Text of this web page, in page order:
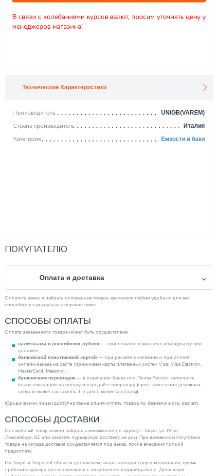
В связи с колебаниями курсов валют, просим уточнять цену у
менеджеров магазина!
Технические Характеристики
Производитель UNIGB(VAREM)
Страна производитель Италия
Категория Емкости и баки
ПОКУПАТЕЛЮ
Оплата и доставка
Оплатить заказ и забрать оплаченные товары вы можете любым удобным для вас
способом из указанных в перечне ниже.
СПОСОБЫ ОПЛАТЫ
Оплата заказанного товара может быть осуществлена:
наличными в российских рублях — при покупке в магазине или курьеру при
доставке;
банковской пластиковой картой — при расчете в магазине и при оплате
онлайн-заказа на сайте (принимаем карты платежных систем Visa, Visa Electron,
MasterCard, Maestro);
банковским переводом — в отделении банка или Почты России заполните
бланк квитанции на оплату и передайте оператору (срок зачисления денежных
средств может составлять 1-3 дня с момента оплаты).
Юридическим лицам доступна также опция оплаты товара по безналичному расчету.
СПОСОБЫ ДОСТАВКИ
Оплаченный товар можно забрать самовывозом по адресу г. Тверь, ул. Розы
Люксембург, 82 или заказать курьерскую доставку на дом. При временном отсутствии
товара на складе доставка осуществляется под заказ, после внесения полной
предоплаты.
По Твери и Тверской области доставляем заказы автотранспортом компании, время
прибытия курьера согласовывается с покупателем индивидуально. Детальную